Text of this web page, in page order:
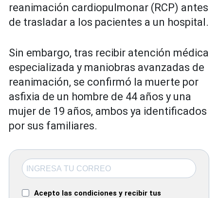
reanimación cardiopulmonar (RCP) antes
de trasladar a los pacientes a un hospital.
Sin embargo, tras recibir atención médica
especializada y maniobras avanzadas de
reanimación, se confirmó la muerte por
asfixia de un hombre de 44 años y una
mujer de 19 años, ambos ya identificados
por sus familiares.
Acepto las condiciones y recibir tus